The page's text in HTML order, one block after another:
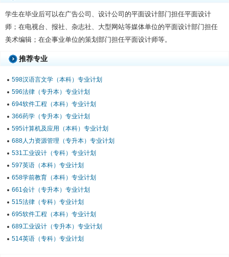
学生在毕业后可以在广告公司、设计公司的平面设计部门担任平面设计
师；在电视台、报社、杂志社、大型网站等媒体单位的平面设计部门担任
美术编辑；在企事业单位的策划部门担任平面设计师等。
推荐专业
598汉语言文学（本科）专业计划
596法律（专升本）专业计划
694软件工程（本科）专业计划
366药学（专升本）专业计划
595计算机及应用（本科）专业计划
688人力资源管理（专升本）专业计划
531工业设计（专科）专业计划
597英语（本科）专业计划
658学前教育（本科）专业计划
661会计（专升本）专业计划
515法律（专科）专业计划
695软件工程（本科）专业计划
689工业设计（专升本）专业计划
514英语（专科）专业计划